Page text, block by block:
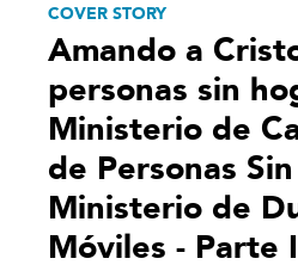
COVER STORY
Amando a
personas sin
Ministerio de
de Personas
Ministerio de
Móviles - Parte I